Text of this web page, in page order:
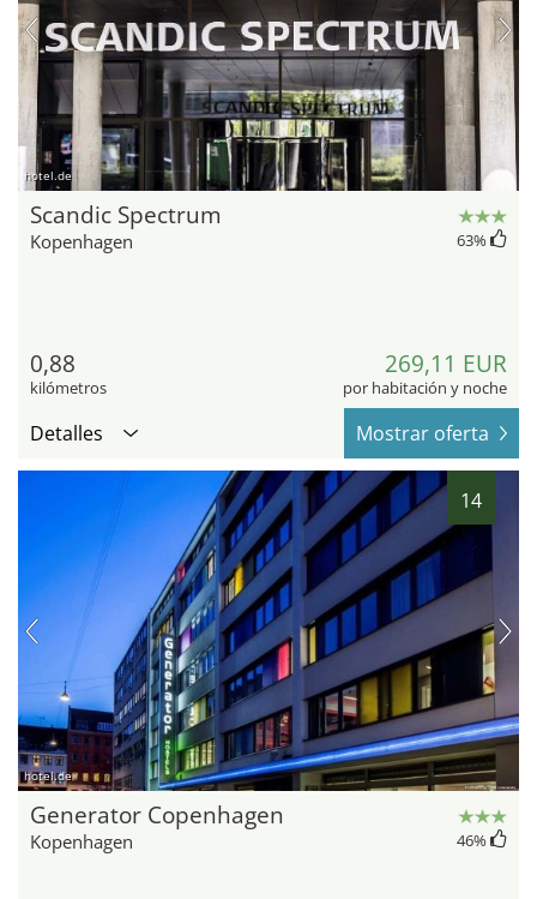
hotel.de
Scandic Spectrum
Kopenhagen 63%
0,88
kilómetros
269,11 EUR
por habitación y noche
Detalles Mostrar oferta
14
hotel.de
Generator Copenhagen
Kopenhagen 46%